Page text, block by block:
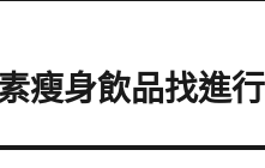
瘦身飲品找進